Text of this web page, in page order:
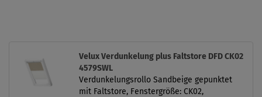
Velux Verdunkelung plus Faltstore DFD CK02
4579SWL
Verdunkelungsrollo Sandbeige gepunktet
mit Faltstore, Fenstergröße: CK02,